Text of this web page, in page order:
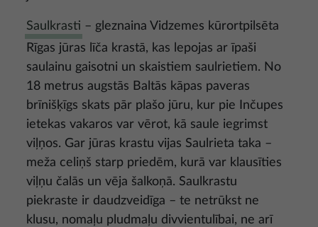
Saulkrasti – gleznaina Vidzemes kūrortpilsēta
Rīgas jūras līča krastā, kas lepojas ar īpaši
saulainu gaisotni un skaistiem saulrietiem. No
18 metrus augstās Baltās kāpas paveras
brīnišķīgs skats pār plašo jūru, kur pie Inčupes
ietekas vakaros var vērot, kā saule iegrimst
viļņos. Gar jūras krastu vijas Saulrieta taka –
meža celiņš starp priedēm, kurā var klausīties
viļņu čalās un vēja šalkoņā. Saulkrastu
piekraste ir daudzveidīga – te netrūkst ne
klusu, nomaļu pludmaļu divvientulībai, ne arī